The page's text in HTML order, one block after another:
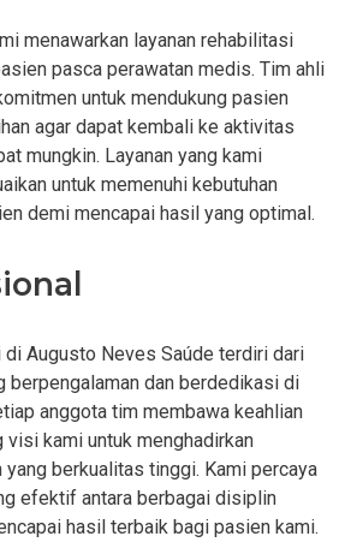
menawarkan layanan rehabilitasi
pasca perawatan medis. Tim ahli
untuk mendukung pasien
agar dapat kembali ke aktivitas
mungkin. Layanan yang kami
untuk memenuhi kebutuhan
demi mencapai hasil yang optimal.
Augusto Neves Saúde terdiri dari
berpengalaman dan berdedikasi di
anggota tim membawa keahlian
visi kami untuk menghadirkan
berkualitas tinggi. Kami percaya
efektif antara berbagai disiplin
hasil terbaik bagi pasien kami.